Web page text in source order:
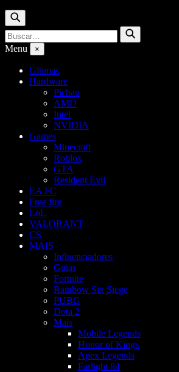
Buscar
Buscar
por:
Buscar
Menu ×
Últimas
Hardware
Pichau
AMD
Intel
NVIDIA
Games
Minecraft
Roblox
GTA
Resident Evil
EA FC
Free fire
LoL
VALORANT
CS
MAIS
Influenciadores
Guias
Fortnite
Rainbow Six Siege
PUBG
Dota 2
Mais
Mobile Legends
Honor of Kings
Apex Legends
Farlight 84